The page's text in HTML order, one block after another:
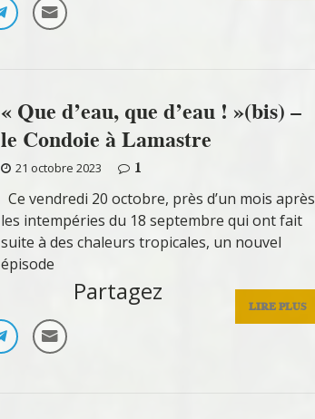
« Que d’eau, que d’eau ! »(bis) –
le Condoie à Lamastre
21 octobre 2023
1
Ce vendredi 20 octobre, près d’un mois après
les intempéries du 18 septembre qui ont fait
suite à des chaleurs tropicales, un nouvel
épisode
LIRE PLUS
Partagez